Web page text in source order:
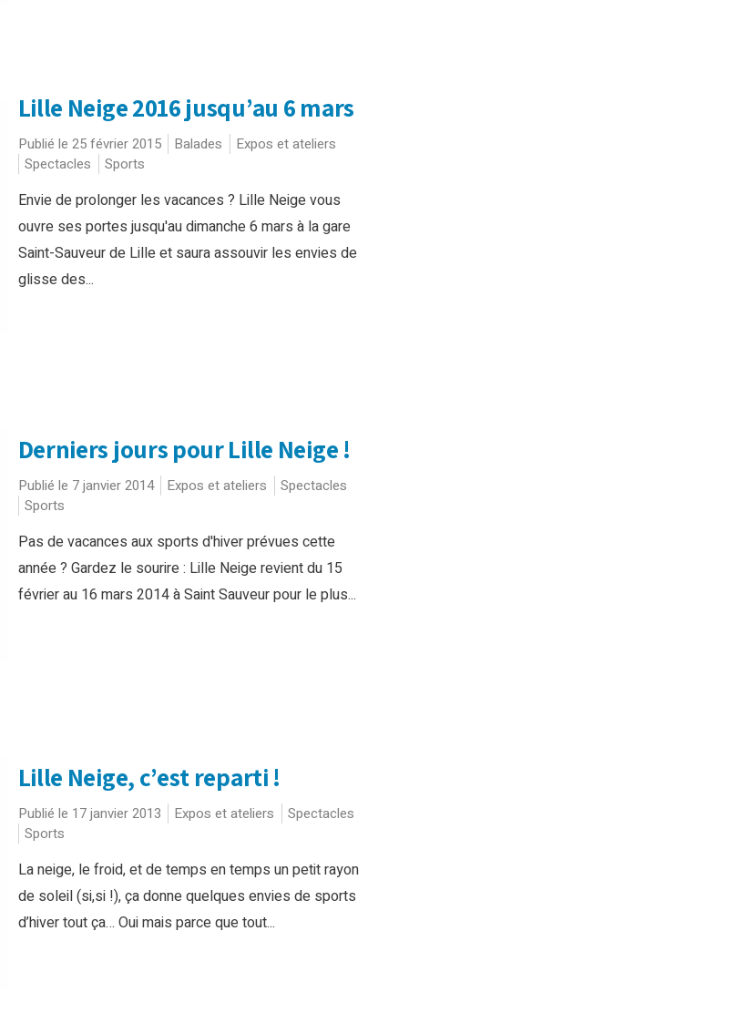
Lille Neige 2016 jusqu’au 6 mars
Publié le 25 février 2015 Balades
Expos et ateliers
Spectacles
Sports
Envie de prolonger les vacances ? Lille Neige vous
ouvre ses portes jusqu'au dimanche 6 mars à la gare
Saint-Sauveur de Lille et saura assouvir les envies de
glisse des...
Derniers jours pour Lille Neige !
Publié le 7 janvier 2014 Expos et ateliers
Spectacles
Sports
Pas de vacances aux sports d'hiver prévues cette
année ? Gardez le sourire : Lille Neige revient du 15
février au 16 mars 2014 à Saint Sauveur pour le plus...
Lille Neige, c’est reparti !
Publié le 17 janvier 2013 Expos et ateliers
Spectacles
Sports
La neige, le froid, et de temps en temps un petit rayon
de soleil (si,si !), ça donne quelques envies de sports
d’hiver tout ça… Oui mais parce que tout...